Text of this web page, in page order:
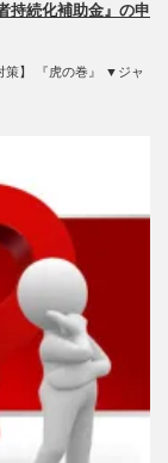
持続化補助金』の申
策】 『虎の巻』 ▼ジャ